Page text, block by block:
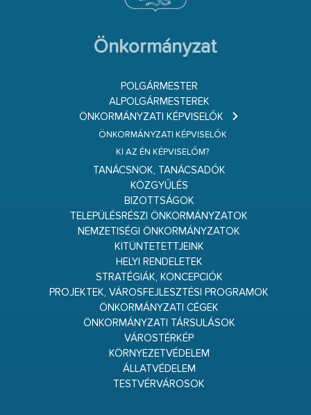
Önkormányzat
POLGÁRMESTER
ALPOLGÁRMESTEREK
ÖNKORMÁNYZATI KÉPVISELŐK
ÖNKORMÁNYZATI KÉPVISELŐK
KI AZ ÉN KÉPVISELŐM?
TANÁCSNOK, TANÁCSADÓK
KÖZGYŰLÉS
BIZOTTSÁGOK
TELEPÜLÉSRÉSZI ÖNKORMÁNYZATOK
NEMZETISÉGI ÖNKORMÁNYZATOK
KITÜNTETETTJEINK
HELYI RENDELETEK
STRATÉGIÁK, KONCEPCIÓK
PROJEKTEK, VÁROSFEJLESZTÉSI PROGRAMOK
ÖNKORMÁNYZATI CÉGEK
ÖNKORMÁNYZATI TÁRSULÁSOK
VÁROSTÉRKÉP
KÖRNYEZETVÉDELEM
ÁLLATVÉDELEM
TESTVÉRVÁROSOK